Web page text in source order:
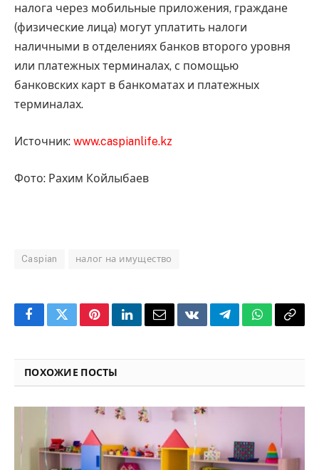
налога через мобильные приложения, граждане
(физические лица) могут уплатить налоги
наличными в отделениях банков второго уровня
или платежных терминалах, с помощью
банковских карт в банкоматах и платежных
терминалах.
Источник: www.caspianlife.kz
Фото: Рахим Койлыбаев
Caspian налог на имущество
FacebookTwitterPinterestLinkedInEmailVKontakteTelegramWhatsApp
Copy
ПОХОЖИЕ ПОСТЫ